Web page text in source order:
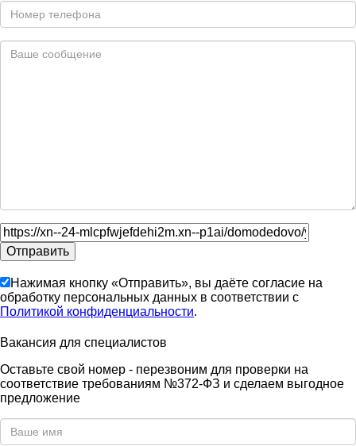
Нажимая кнопку «Отправить», вы даёте согласие на
обработку персональных данных в соответствии с
Политикой конфиденциальности.
Вакансия для специалистов
Оставьте свой номер - перезвоним для проверки на
соответствие требованиям №372-ФЗ и сделаем выгодное
предложение